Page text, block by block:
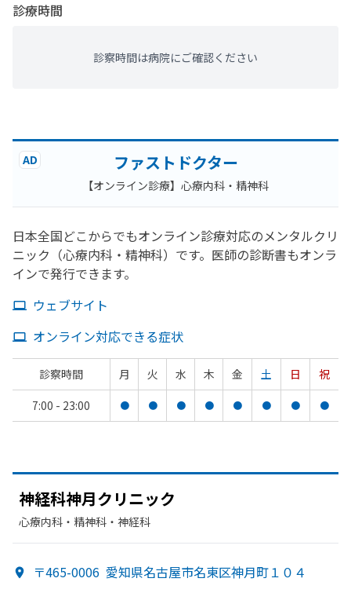
診療時間
診察時間は病院にご確認ください
AD ファストドクター
【オンライン診療】心療内科・精神科
日本全国どこからでもオンライン診療対応のメンタルクリ
ニック（心療内科・精神科）です。医師の診断書もオンラ
インで発行できます。
ウェブサイト
オンライン対応できる症状
診察時間 月 火 水 木 金 土 日
祝
7:00 - 23:00
● ● ● ● ● ● ● ●
神経科神月クリニック
心療内科・​精神科・神経科
〒465-0006 愛知県名古屋市名東区神月町１０４